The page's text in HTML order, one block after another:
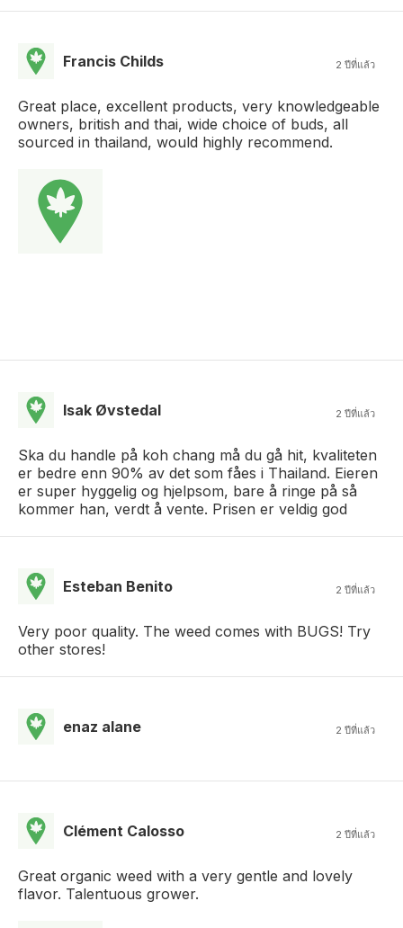
Francis Childs 2 ปีที่แล้ว
Great place, excellent products, very knowledgeable
owners, british and thai, wide choice of buds, all
sourced in thailand, would highly recommend.
Isak Øvstedal 2 ปีที่แล้ว
Ska du handle på koh chang må du gå hit, kvaliteten
er bedre enn 90% av det som fåes i Thailand. Eieren
er super hyggelig og hjelpsom, bare å ringe på så
kommer han, verdt å vente. Prisen er veldig god
Esteban Benito 2 ปีที่แล้ว
Very poor quality. The weed comes with BUGS! Try
other stores!
enaz alane 2 ปีที่แล้ว
Clément Calosso 2 ปีที่แล้ว
Great organic weed with a very gentle and lovely
flavor. Talentuous grower.